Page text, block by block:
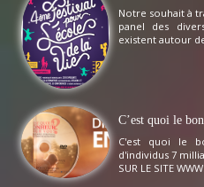
Notre souhait à
panel des
existent autour
C’est quoi le
C'est quoi le
d'individus 7
SUR LE SITE